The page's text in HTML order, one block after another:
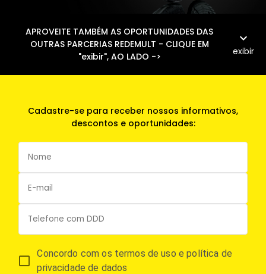
APROVEITE TAMBÉM AS OPORTUNIDADES DAS
OUTRAS PARCERIAS REDEMULT - CLIQUE EM
"exibir", AO LADO ->
expand_more
exibir
Cadastre-se para receber nossos informativos,
descontos e oportunidades:
Concordo com os termos de uso e política de
privacidade de dados